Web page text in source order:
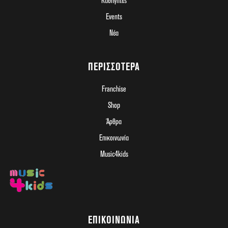
Events
Νέα
ΠΕΡΙΣΣΌΤΕΡΑ
Franchise
Shop
Άρθρα
Επικοινωνία
Music4kids
ΕΠΙΚΟΙΝΩΝΊΑ